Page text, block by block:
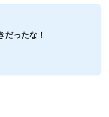
だったな！